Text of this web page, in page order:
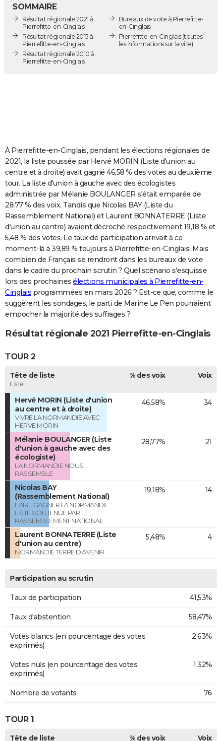
Destinations
City break
Voyage nature
Voyage de noces
Forum
Climat
GUIDES D'ACHAT
BONS PLANS
S'inscrire
Se connecter
Lycées
Collèges
Primaires
Universités
Entreprises
Service militaire
Avis de recherche
AVIS DE DÉCÈS
FORUM
Bricolage
Lifestyle
Culture
SportAuto
Television
Voyage
Cinema
SOMMAIRE
Résultat régionale 2021 à
Pierrefitte-en-Cinglais
Résultat régionale 2015 à
Pierrefitte-en-Cinglais
Résultat régionale 2010 à
Pierrefitte-en-Cinglais
Bureaux de vote à Pierrefitte-
en-Cinglais
Pierrefitte-en-Cinglais(toutes
les informations sur la ville)
À Pierrefitte-en-Cinglais, pendant les élections régionales de
2021, la liste poussée par Hervé MORIN (Liste d'union au
centre et à droite) avait gagné 46,58 % des votes au deuxième
tour. La liste d'union à gauche avec des écologistes
administrée par Mélanie BOULANGER s'était emparée de
28,77 % des voix. Tandis que Nicolas BAY (Liste du
Rassemblement National) et Laurent BONNATERRE (Liste
d'union au centre) avaient décroché respectivement 19,18 % et
5,48 % des votes. Le taux de participation arrivait à ce
moment-là à 39,89 % toujours à Pierrefitte-en-Cinglais. Mais
combien de Français se rendront dans les bureaux de vote
dans le cadre du prochain scrutin ? Quel scénario s'esquisse
lors des prochaines élections municipales à Pierrefitte-en-
Cinglais programmées en mars 2026 ? Est-ce que, comme le
suggèrent les sondages, le parti de Marine Le Pen pourraient
empocher la majorité des suffrages ?
Résultat régionale 2021 Pierrefitte-en-Cinglais
TOUR 2
Tête de liste
Liste
% des voix Voix
Hervé MORIN (Liste d'union
au centre et à droite)
VIVRE LA NORMANDIE AVEC
HERVE MORIN
46,58% 34
Mélanie BOULANGER (Liste
d'union à gauche avec des
écologiste)
LA NORMANDIE NOUS
RASSEMBLE
28,77% 21
Nicolas BAY
(Rassemblement National)
FAIRE GAGNER LA NORMANDIE
LISTE SOUTENUE PAR LE
RASSEMBLEMENT NATIONAL
19,18% 14
Laurent BONNATERRE (Liste
d'union au centre)
NORMANDIE TERRE D'AVENIR
5,48% 4
Participation au scrutin
Taux de participation 41,53%
Taux d'abstention 58,47%
Votes blancs (en pourcentage des votes
exprimés)
2,63%
Votes nuls (en pourcentage des votes
exprimés)
1,32%
Nombre de votants 76
TOUR 1
Tête de liste % des voix Voix